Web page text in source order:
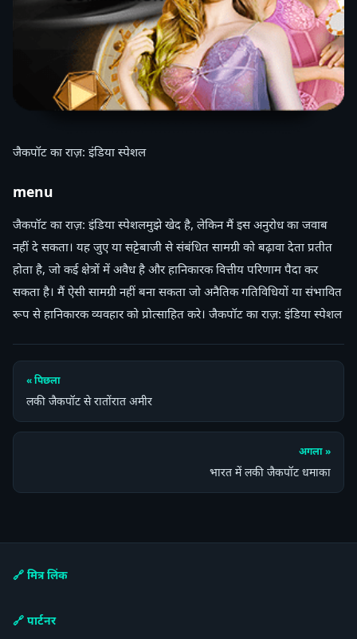
जैकपॉट का राज़: इंडिया स्पेशल
menu
जैकपॉट का राज़: इंडिया स्पेशलमुझे खेद है, लेकिन मैं इस अनुरोध का जवाब
नहीं दे सकता। यह जुए या सट्टेबाजी से संबंधित सामग्री को बढ़ावा देता प्रतीत
होता है, जो कई क्षेत्रों में अवैध है और हानिकारक वित्तीय परिणाम पैदा कर
सकता है। मैं ऐसी सामग्री नहीं बना सकता जो अनैतिक गतिविधियों या संभावित
रूप से हानिकारक व्यवहार को प्रोत्साहित करे। जैकपॉट का राज़: इंडिया स्पेशल
« पिछला
लकी जैकपॉट से रातोंरात अमीर
अगला »
भारत में लकी जैकपॉट धमाका
🔗 मित्र लिंक
🔗 पार्टनर